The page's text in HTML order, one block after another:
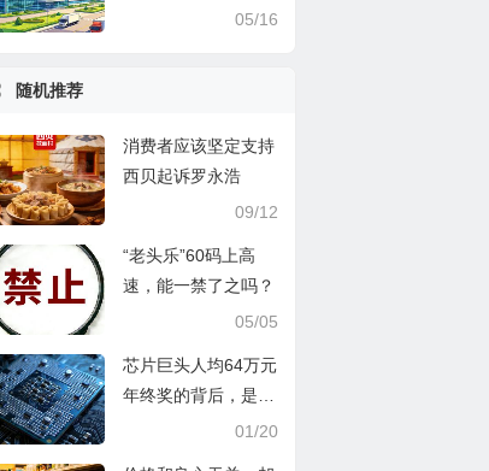
05/16
随机推荐
消费者应该坚定支持
西贝起诉罗永浩
09/12
“老头乐”60码上高
速，能一禁了之吗？
05/05
芯片巨头人均64万元
年终奖的背后，是广
大消费者面对产品价
01/20